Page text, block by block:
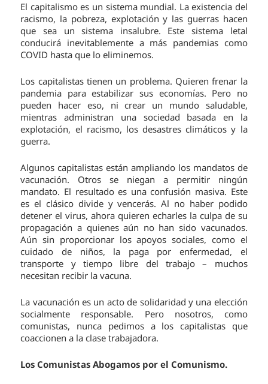
El capitalismo es un sistema mundial. La existencia del
racismo, la pobreza, explotación y las guerras hacen
que sea un sistema insalubre. Este sistema letal
conducirá inevitablemente a más pandemias como
COVID hasta que lo eliminemos.
Los capitalistas tienen un problema. Quieren frenar la
pandemia para estabilizar sus economías. Pero no
pueden hacer eso, ni crear un mundo saludable,
mientras administran una sociedad basada en la
explotación, el racismo, los desastres climáticos y la
guerra.
Algunos capitalistas están ampliando los mandatos de
vacunación. Otros se niegan a permitir ningún
mandato. El resultado es una confusión masiva. Este
es el clásico divide y vencerás. Al no haber podido
detener el virus, ahora quieren echarles la culpa de su
propagación a quienes aún no han sido vacunados.
Aún sin proporcionar los apoyos sociales, como el
cuidado de niños, la paga por enfermedad, el
transporte y tiempo libre del trabajo – muchos
necesitan recibir la vacuna.
La vacunación es un acto de solidaridad y una elección
socialmente responsable. Pero nosotros, como
comunistas, nunca pedimos a los capitalistas que
coaccionen a la clase trabajadora.
Los Comunistas Abogamos por el Comunismo.